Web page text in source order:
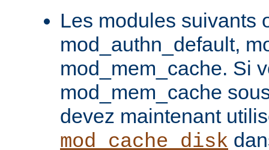
Les modules suivants
mod_authn_default,
mod_mem_cache. Si
mod_mem_cache
devez maintenant
mod_cache_disk